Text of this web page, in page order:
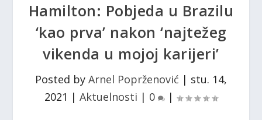
Hamilton: Pobjeda u Brazilu
‘kao prva’ nakon ‘najtežeg
vikenda u mojoj karijeri’
Posted by Arnel Poprženović | stu. 14,
2021 | Aktuelnosti | 0 |